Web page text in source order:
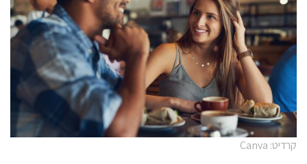
קרדיט: Canva